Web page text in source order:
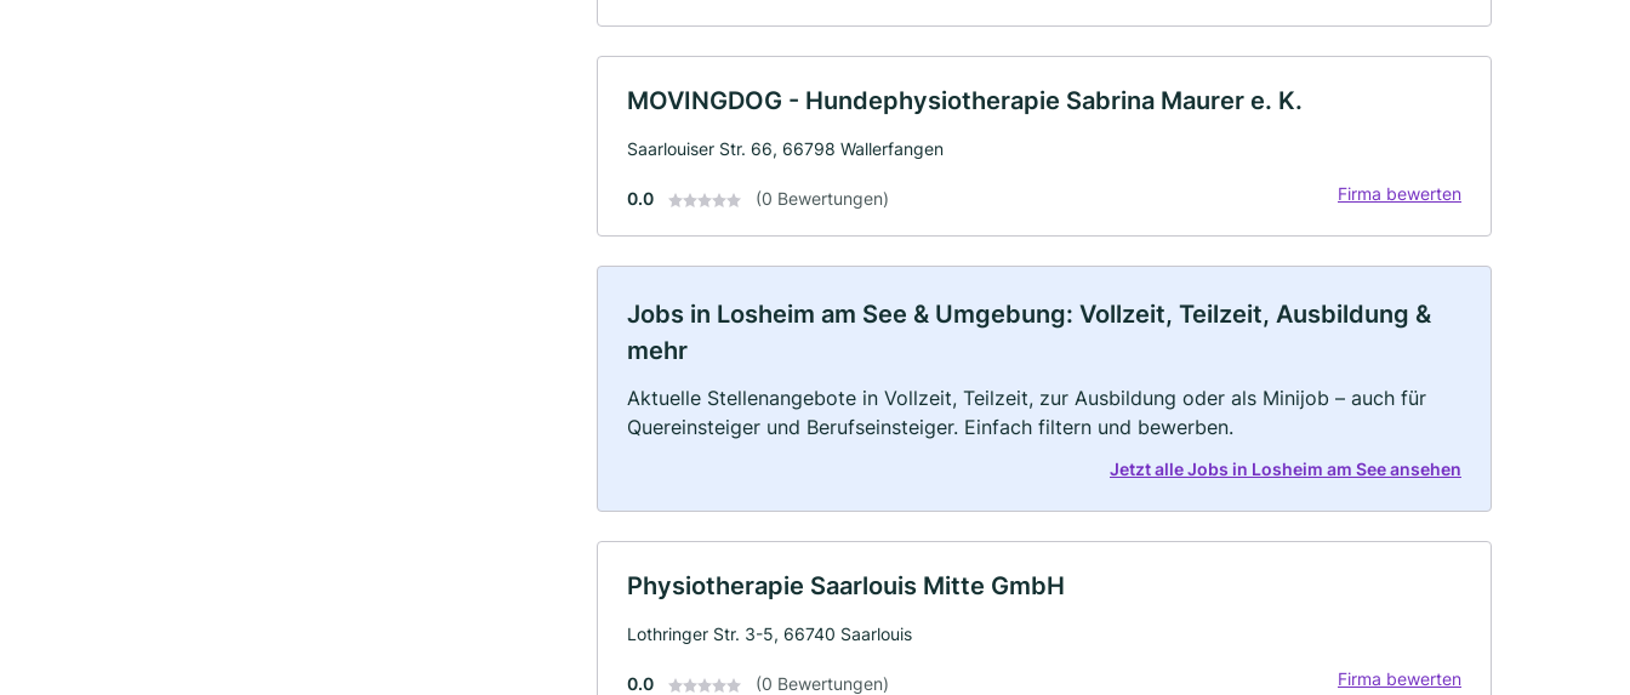
MOVINGDOG - Hundephysiotherapie Sabrina Maurer e. K.
Saarlouiser Str. 66, 66798 Wallerfangen
0.0 (0 Bewertungen) Firma bewerten
Jobs in Losheim am See & Umgebung: Vollzeit, Teilzeit, Ausbildung &
mehr
Aktuelle Stellenangebote in Vollzeit, Teilzeit, zur Ausbildung oder als Minijob – auch für
Quereinsteiger und Berufseinsteiger. Einfach filtern und bewerben.
Jetzt alle Jobs in Losheim am See ansehen
Physiotherapie Saarlouis Mitte GmbH
Lothringer Str. 3-5, 66740 Saarlouis
0.0 (0 Bewertungen) Firma bewerten